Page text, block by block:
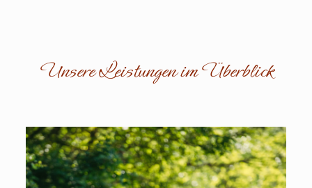
Unsere Leistungen im Überblick